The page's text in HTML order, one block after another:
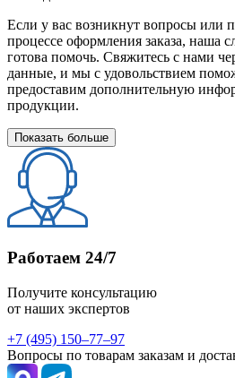
Если у вас возникнут вопросы или
процессе оформления заказа, наша
готова помочь. Свяжитесь с нами
данные, и мы с удовольствием
предоставим дополнительную
продукции.
Показать больше
Работаем 24/7
Получите консультацию
от наших экспертов
+7 (495) 150–77–97
Вопросы по товарам заказам и